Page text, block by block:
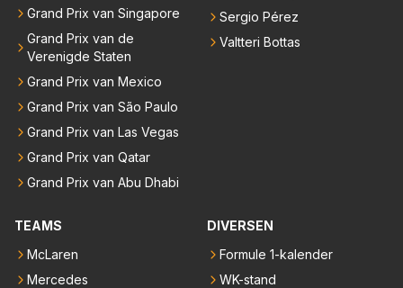
Grand Prix van Singapore
Grand Prix van de
Verenigde Staten
Grand Prix van Mexico
Grand Prix van São Paulo
Grand Prix van Las Vegas
Grand Prix van Qatar
Grand Prix van Abu Dhabi
Sergio Pérez
Valtteri Bottas
TEAMS
McLaren
Mercedes
DIVERSEN
Formule 1-kalender
WK-stand